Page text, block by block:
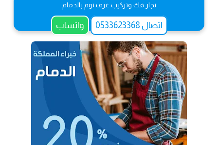
نجار فك وتركيب غرف نوم بالدمام
اتصال 0533623368 واتساب